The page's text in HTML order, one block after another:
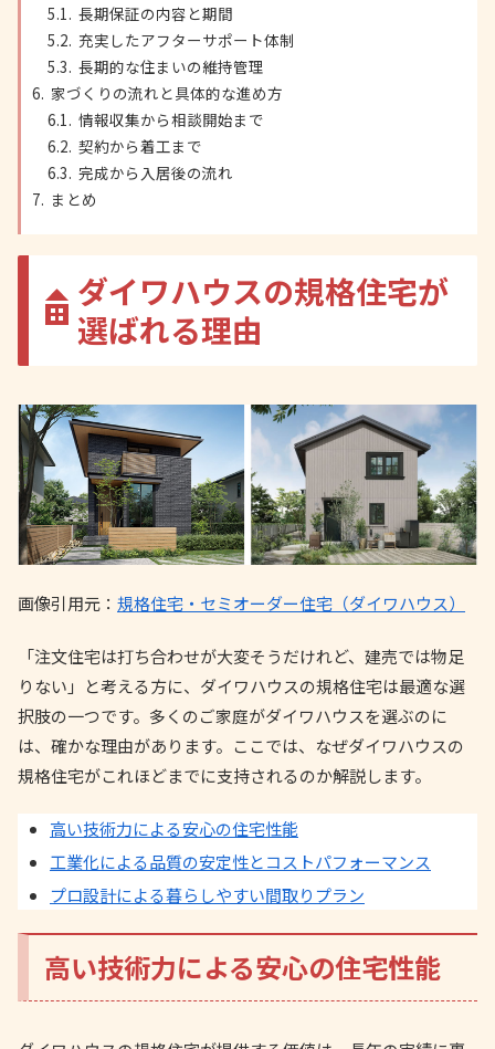
長期保証の内容と期間
充実したアフターサポート体制
長期的な住まいの維持管理
家づくりの流れと具体的な進め方
情報収集から相談開始まで
契約から着工まで
完成から入居後の流れ
まとめ
ダイワハウスの規格住宅が
選ばれる理由
画像引用元： 規格住宅・セミオーダー住宅（ダイワハウス）
「注文住宅は打ち合わせが大変そうだけれど、建売では物足
りない」と考える方に、ダイワハウスの規格住宅は最適な選
択肢の一つです。多くのご家庭がダイワハウスを選ぶのに
は、確かな理由があります。ここでは、なぜダイワハウスの
規格住宅がこれほどまでに支持されるのか解説します。
高い技術力による安心の住宅性能
工業化による品質の安定性とコストパフォーマンス
プロ設計による暮らしやすい間取りプラン
高い技術力による安心の住宅性能